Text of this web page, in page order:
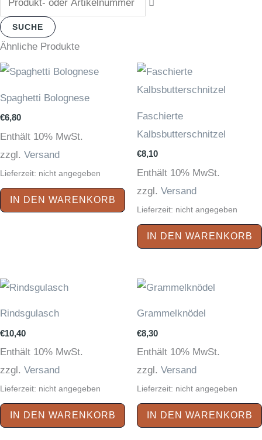
SUCHE
Ähnliche Produkte
Spaghetti Bolognese
€6,80
Enthält 10% MwSt.
zzgl. Versand
Lieferzeit: nicht angegeben
IN DEN WARENKORB
Faschierte
Kalbsbutterschnitzel
€8,10
Enthält 10% MwSt.
zzgl. Versand
Lieferzeit: nicht angegeben
IN DEN WARENKORB
Rindsgulasch
€10,40
Enthält 10% MwSt.
zzgl. Versand
Lieferzeit: nicht angegeben
IN DEN WARENKORB
Grammelknödel
€8,30
Enthält 10% MwSt.
zzgl. Versand
Lieferzeit: nicht angegeben
IN DEN WARENKORB